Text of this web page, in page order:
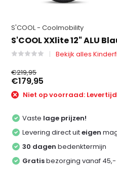
S'COOL - Coolmobility
S'COOL XXlite 12" ALU
Bekijk alles
€219,95
€179,95
Niet op voorraad:
Vaste lage prijzen!
Levering direct uiteigen
30 dagen bedenktermijn
Gratisbezorging vanaf 45,-